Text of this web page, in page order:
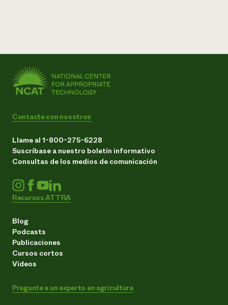
Contacte con nosotros
Llame al 1-800-275-6228
Suscríbase a nuestro boletín informativo
Consultas de los medios de comunicación
Recursos ATTRA
Blog
Podcasts
Publicaciones
Cursos cortos
Vídeos
Pregunte a un experto en agricultura